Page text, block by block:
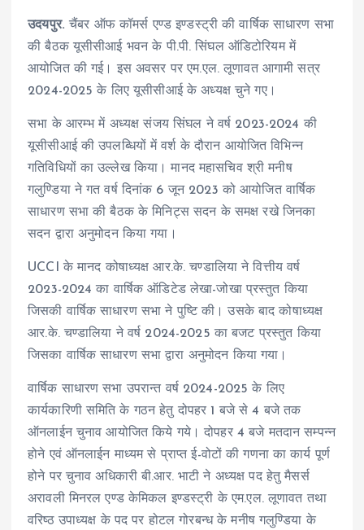
उदयपुर. चैंबर ऑफ कॉमर्स एण्ड इण्डस्ट्री की वार्षिक साधारण सभा
की बैठक यूसीसीआई भवन के पी.पी. सिंघल ऑडिटोरियम में
आयोजित की गई। इस अवसर पर एम.एल. लूणावत आगामी सत्र
2024-2025 के लिए यूसीसीआई के अध्यक्ष चुने गए।
सभा के आरम्भ में अध्यक्ष संजय सिंघल ने वर्ष 2023-2024 की
यूसीसीआई की उपलब्धियों में वर्श के दौरान आयोजित विभिन्न
गतिविधियों का उल्लेख किया। मानद महासचिव श्री मनीष
गलुण्डिया ने गत वर्ष दिनांक 6 जून 2023 को आयोजित वार्षिक
साधारण सभा की बैठक के मिनिट्स सदन के समक्ष रखे जिनका
सदन द्वारा अनुमोदन किया गया।
UCCI के मानद कोषाध्यक्ष आर.के. चण्डालिया ने वित्तीय वर्ष
2023-2024 का वार्षिक ऑडिटेड लेखा-जोखा प्रस्तुत किया
जिसकी वार्षिक साधारण सभा ने पुष्टि की। उसके बाद कोषाध्यक्ष
आर.के. चण्डालिया ने वर्ष 2024-2025 का बजट प्रस्तुत किया
जिसका वार्षिक साधारण सभा द्वारा अनुमोदन किया गया।
वार्षिक साधारण सभा उपरान्त वर्ष 2024-2025 के लिए
कार्यकारिणी समिति के गठन हेतु दोपहर 1 बजे से 4 बजे तक
ऑनलाईन चुनाव आयोजित किये गये। दोपहर 4 बजे मतदान सम्पन्न
होने एवं ऑनलाईन माध्यम से प्राप्त ई-वोटों की गणना का कार्य पूर्ण
होने पर चुनाव अधिकारी बी.आर. भाटी ने अध्यक्ष पद हेतु मैसर्स
अरावली मिनरल एण्ड केमिकल इण्डस्ट्री के एम.एल. लूणावत तथा
वरिष्ठ उपाध्यक्ष के पद पर होटल गोरबन्ध के मनीष गलुण्डिया के